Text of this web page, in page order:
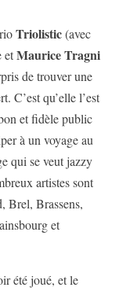
Triolistic(avec
etMaurice Tragni
de trouver une
C’est qu’elle l’est
et fidèle public
à un voyage au
qui se veut jazzy
artistes sont
Brel, Brassens,
et
été joué, et le